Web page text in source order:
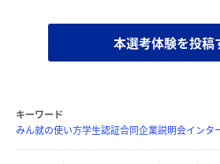
本選考体験を投稿
キーワード
みん就の使い方学生認証合同企業説明会インタ